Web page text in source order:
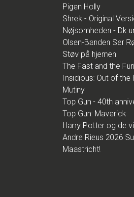
Pigen Holly
Shrek - Original
Nøjsomheden - Dk
Olsen-Banden Ser
Støv på hjernen
The Fast and the
Insidious: Out of the
Mutiny
Top Gun - 40th
Top Gun: Maverick
Harry Potter og de
Andre Rieus 2026
Maastricht!